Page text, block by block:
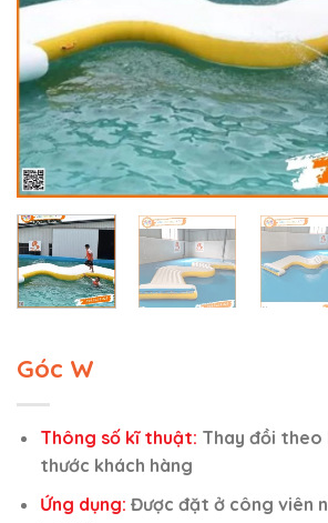
Góc W
Thông số kĩ thuật: Thay đồi theo
thước khách hàng
Ứng dụng: Được đặt ở công viên